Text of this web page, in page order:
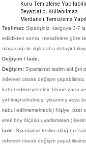
Kuru Temizleme
Beyazlatıcı Kullanılmaz
Merdaneli Temizleme
Teslimat; Siparişiniz, kargoya 3-7
edildikten sonra, mesafelere göre
ulaşacağı ile ilgili daha detaylı
Değişim / İade;
Değişim: Siparişinizi teslim
ödemeli olarak değişim
kabul edilmeyecektir. Ürüne zarar
yırtılmış/sökülmüş, yıkanmış
kabul edilmemektedir.) Kişiye
özel
etek boy ölçüsü uyarlamaları )
İade: Siparişinizi teslim aldığınız
ödemeli olarak değişim